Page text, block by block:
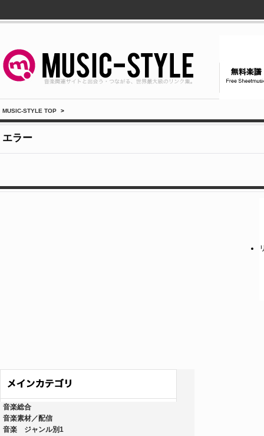
MUSIC-STYLE TOP >
エラー
音楽総合
音楽素材／配信
音楽 ジャンル別1